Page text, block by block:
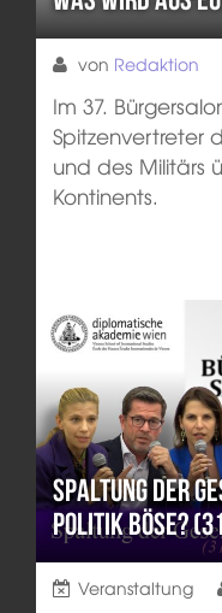
von Redaktion
Im 37.
Spitzenvertreter
und des Militärs
Kontinents.
Spaltung der
Politik böse?
Veranstaltung